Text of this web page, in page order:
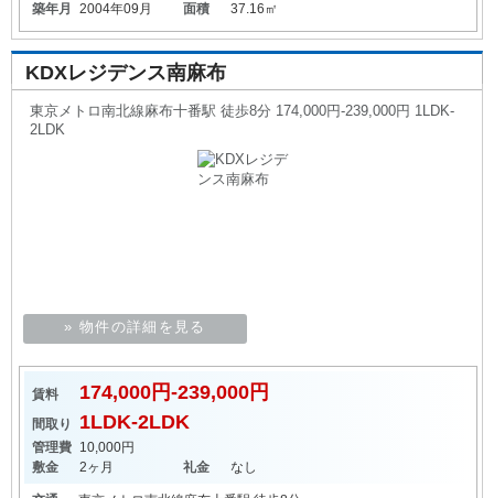
築年月 2004年09月 面積 37.16㎡
KDXレジデンス南麻布
東京メトロ南北線麻布十番駅 徒歩8分 174,000円-239,000円 1LDK-
2LDK
» 物件の詳細を見る
賃料 174,000円-239,000円
間取り 1LDK-2LDK
管理費 10,000円
敷金
2ヶ月 礼金 なし